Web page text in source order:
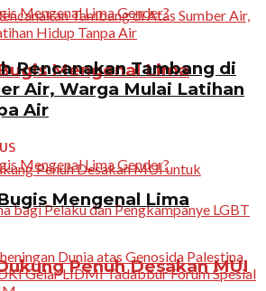
Mengenal Lima
Penuh Desakan MUI
Rencanakan Tambang di
Air, Warga Mulai Latihan
Air
Mengenal Lima